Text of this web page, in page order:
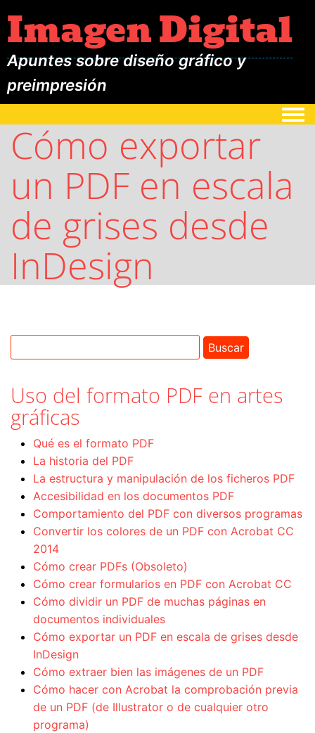
Imagen Digital
Apuntes sobre diseño gráfico y
preimpresión
Cómo exportar
un PDF en escala
de grises desde
InDesign
Uso del formato PDF en artes
gráficas
Qué es el formato PDF
La historia del PDF
La estructura y manipulación de los ficheros PDF
Accesibilidad en los documentos PDF
Comportamiento del PDF con diversos programas
Convertir los colores de un PDF con Acrobat CC
2014
Cómo crear PDFs (Obsoleto)
Cómo crear formularios en PDF con Acrobat CC
Cómo dividir un PDF de muchas páginas en
documentos individuales
Cómo exportar un PDF en escala de grises desde
InDesign
Cómo extraer bien las imágenes de un PDF
Cómo hacer con Acrobat la comprobación previa
de un PDF (de Illustrator o de cualquier otro
programa)